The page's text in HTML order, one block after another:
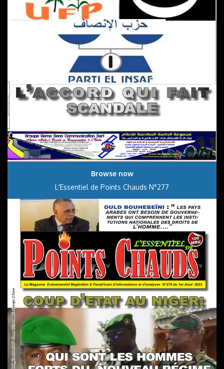
Browse now
L'Essentiel de Points Chauds N°277